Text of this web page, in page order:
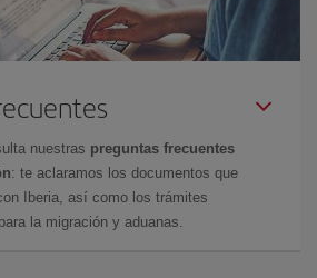
nuestras preguntas frecuentes
: te aclaramos los documentos que
Iberia, así como los trámites
la migración y aduanas.